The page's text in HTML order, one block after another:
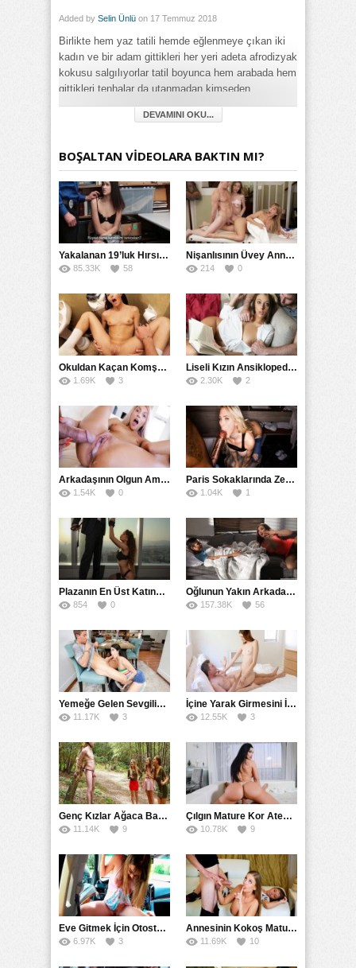
Added by Selin Ünlü on 17 Temmuz 2018
Birlikte hem yaz tatili hemde eğlenmeye çıkan iki
kadın ve bir adam gittikleri her yeri adeta afrodizyak
kokusu salgılıyorlar tatil boyunca hem arabada hem
gittikleri tenhalar da utanmadan kimseden
çekinmeden istedikleri gibi cinsel ilişkiye
girebiliyorlar insanları tahrik eden kışkırtıcı
getirmeye çalışan bu çılgın üçlünün nefis hikayesini
izlerken gerçekten kendinizi zor tutacaksınız yaz
tatilinin en kralpornosu yine her zamanki gibi
ilklerinporno filmsitesi Astalavistaayrıcalığı ile
ekranlara geliyor.
Category:
Amatör,Değişik ,Fantezi,Filmler ,Genç,Grup,Hikayeler,
İlginç,Lezbiyen Mobil Oral Seks Playboy
DEVAMINI OKU...
BOŞALTAN VİDEOLARA BAKTIN MI?
Yakalanan 19’luk Hırsız Bedelini Amıyla Ödedi
85.33K 58
Nişanlısının Üvey Annesine Masaj Yaparken Yarağı Kaydı
214 0
Okuldan Kaçan Komşu Kızını Bakire Sanıp Götten Sikti
1.69K 3
Liseli Kızın Ansiklopedisini Kitap Gibi Tane Tane Okudu
2.30K 2
Arkadaşının Olgun Amcasına Siktirip İçine Boşalmasını İstedi
1.54K 0
Paris Sokaklarında Zenci Yarağını Gırtlağına Kadar İndirdi
1.04K 1
Plazanın En Üst Katında Üst Seviye Köle Fantezisi Sikişi
854 0
Oğlunun Yakın Arkadaşına Yorgan Altından Sulanan Milf
157.38K 56
Yemeğe Gelen Sevgilisinin Arkadaşına Yarak Yedirdi
11.17K 3
İçine Yarak Girmesini İsteyince Kuzeninin Penisini Kullandı
12.55K 3
Genç Kızlar Ağaca Bağlayarak Tecavüz Etmek İstediler
11.14K 9
Çılgın Mature Kor Ateşiyle Misafirini Yakıp Eritti
10.78K 9
Eve Gitmek İçin Otostop Çeken Üniversiteli Bedelini Ödedi
6.97K 3
Annesinin Kokoş Mature Arkadaşı Tarafından Saksoya Uğradı
11.69K 10